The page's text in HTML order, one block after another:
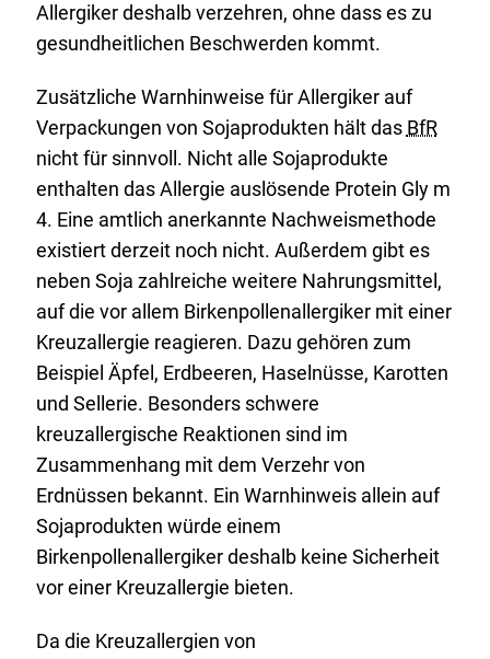
Allergiker deshalb verzehren, ohne dass es zu
gesundheitlichen Beschwerden kommt.
Zusätzliche Warnhinweise für Allergiker auf
Verpackungen von Sojaprodukten hält das BfR
nicht für sinnvoll. Nicht alle Sojaprodukte
enthalten das Allergie auslösende Protein Gly m
4. Eine amtlich anerkannte Nachweismethode
existiert derzeit noch nicht. Außerdem gibt es
neben Soja zahlreiche weitere Nahrungsmittel,
auf die vor allem Birkenpollenallergiker mit einer
Kreuzallergie reagieren. Dazu gehören zum
Beispiel Äpfel, Erdbeeren, Haselnüsse, Karotten
und Sellerie. Besonders schwere
kreuzallergische Reaktionen sind im
Zusammenhang mit dem Verzehr von
Erdnüssen bekannt. Ein Warnhinweis allein auf
Sojaprodukten würde einem
Birkenpollenallergiker deshalb keine Sicherheit
vor einer Kreuzallergie bieten.
Da die Kreuzallergien von